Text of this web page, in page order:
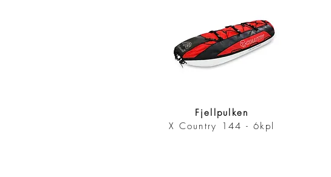
Fjellpulken
X Country 144 - 6kpl